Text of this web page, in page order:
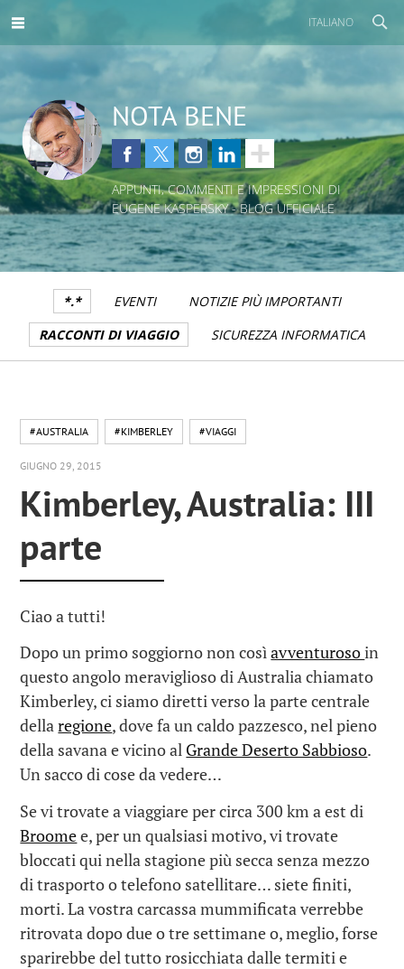
ITALIANO
NOTA BENE
APPUNTI, COMMENTI E IMPRESSIONI DI
EUGENE KASPERSKY - BLOG UFFICIALE
*.* EVENTI
NOTIZIE PIÙ IMPORTANTI
RACCONTI DI VIAGGIO
SICUREZZA INFORMATICA
#AUSTRALIA #KIMBERLEY #VIAGGI
GIUGNO 29, 2015
Kimberley, Australia: III
parte
Ciao a tutti!
Dopo un primo soggiorno non cosìavventurosoin
questo angolo meraviglioso di Australia chiamato
Kimberley, ci siamo diretti verso la parte centrale
dellaregione, dove fa un caldo pazzesco, nel pieno
della savana e vicino al Grande Deserto Sabbioso.
Un sacco di cose da vedere…
Se vi trovate a viaggiare per circa 300 km a est di
Broomee, per un qualsiasi motivo, vi trovate
bloccati qui nella stagione più secca senza mezzo
di trasporto o telefono satellitare… siete finiti,
morti. La vostra carcassa mummificata verrebbe
ritrovata dopo due o tre settimane o, meglio, forse
sparirebbe del tutto rosicchiata dalle termiti e